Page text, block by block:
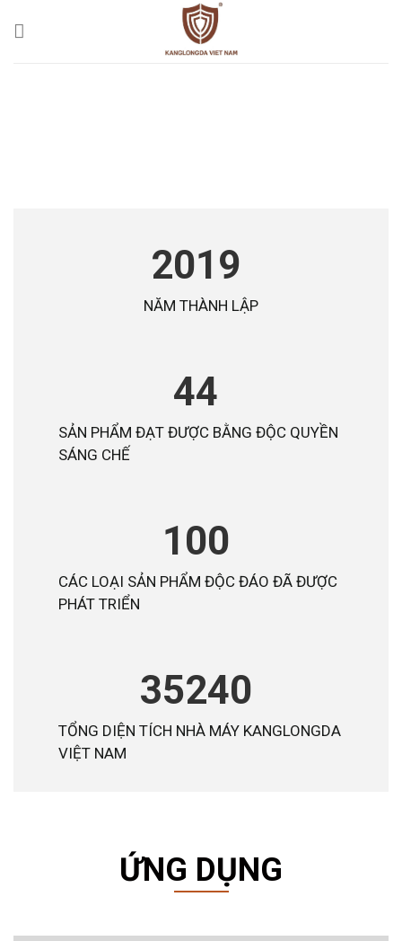
2019
NĂM THÀNH LẬP
44
SẢN PHẨM ĐẠT ĐƯỢC BẰNG ĐỘC QUYỀN
SÁNG CHẾ
100
CÁC LOẠI SẢN PHẨM ĐỘC ĐÁO ĐÃ ĐƯỢC
PHÁT TRIỂN
35240
TỔNG DIỆN TÍCH NHÀ MÁY KANGLONGDA
VIỆT NAM
ỨNG DỤNG